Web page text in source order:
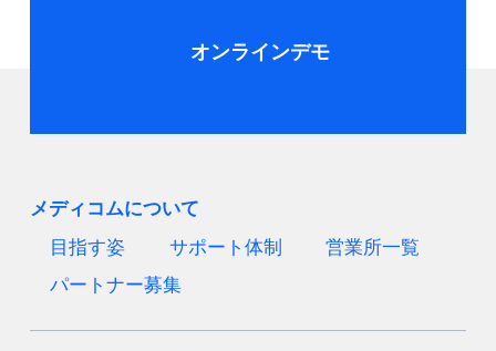
オンラインデモ
メディコムについて
目指す姿
サポート体制
営業所一覧
パートナー募集